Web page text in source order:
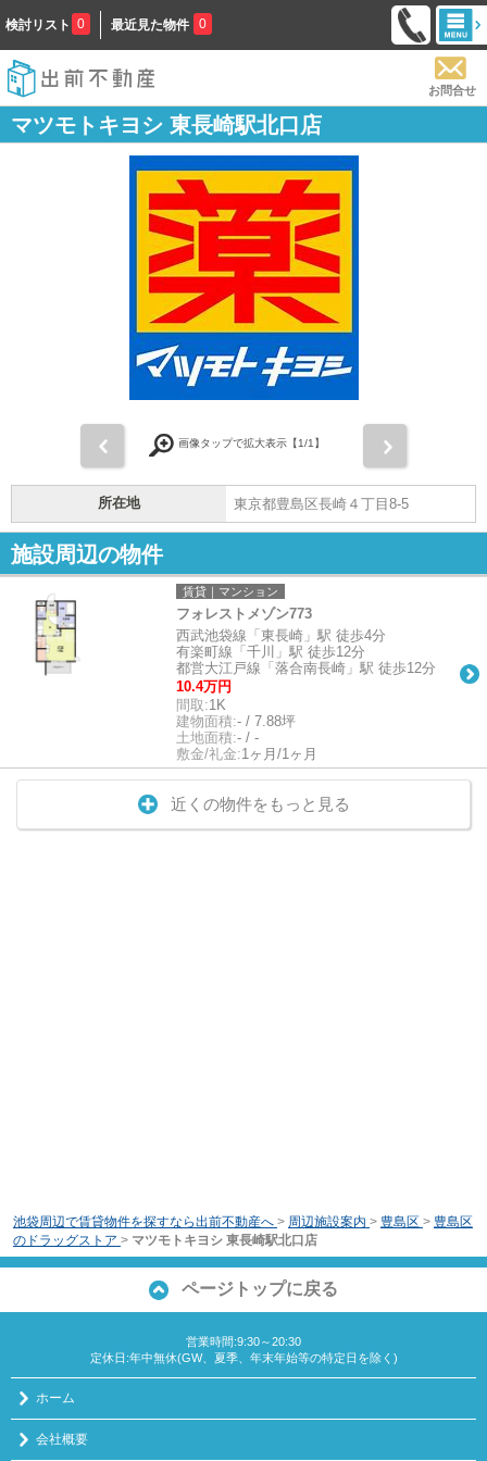
検討リスト 0 最近見た物件 0
お問合せ
マツモトキヨシ 東長崎駅北口店
画像タップで拡大表示【1/1】
所在地 東京都豊島区長崎４丁目8-5
施設周辺の物件
賃貸｜マンション
フォレストメゾン773
西武池袋線「東長崎」駅 徒歩4分
有楽町線「千川」駅 徒歩12分
都営大江戸線「落合南長崎」駅 徒歩12分
10.4万円
間取:1K
建物面積:- / 7.88坪
土地面積:- / -
敷金/礼金:1ヶ月/1ヶ月
近くの物件をもっと見る
池袋周辺で賃貸物件を探すなら出前不動産へ > 周辺施設案内 > 豊島区 > 豊島区
のドラッグストア > マツモトキヨシ 東長崎駅北口店
ページトップに戻る
営業時間:9:30～20:30
定休日:年中無休(GW、夏季、年末年始等の特定日を除く)
ホーム
会社概要